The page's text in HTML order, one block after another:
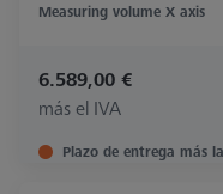
Measuring volume X axis
6.589,00 €
más el IVA
Plazo de entrega más